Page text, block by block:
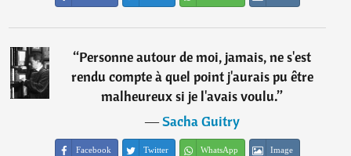
“Personne autour de moi, jamais, ne s'est
rendu compte à quel point j'aurais pu être
malheureux si je l'avais voulu.”
―Sacha Guitry
Facebook Twitter WhatsApp Image